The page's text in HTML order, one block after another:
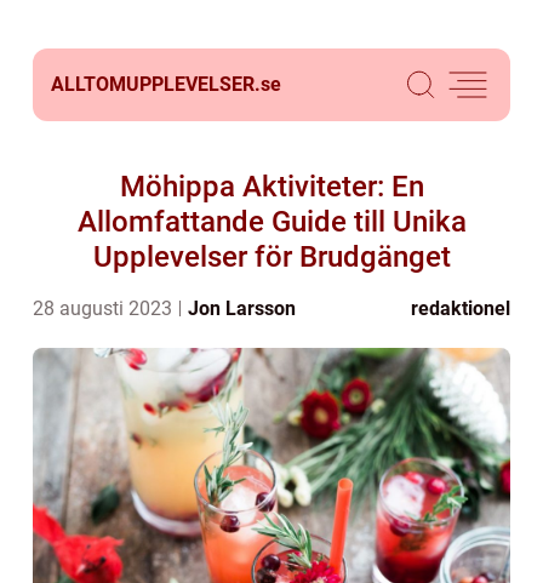
ALLTOMUPPLEVELSER.se
Möhippa Aktiviteter: En
Allomfattande Guide till Unika
Upplevelser för Brudgänget
28 augusti 2023 Jon Larsson redaktionel